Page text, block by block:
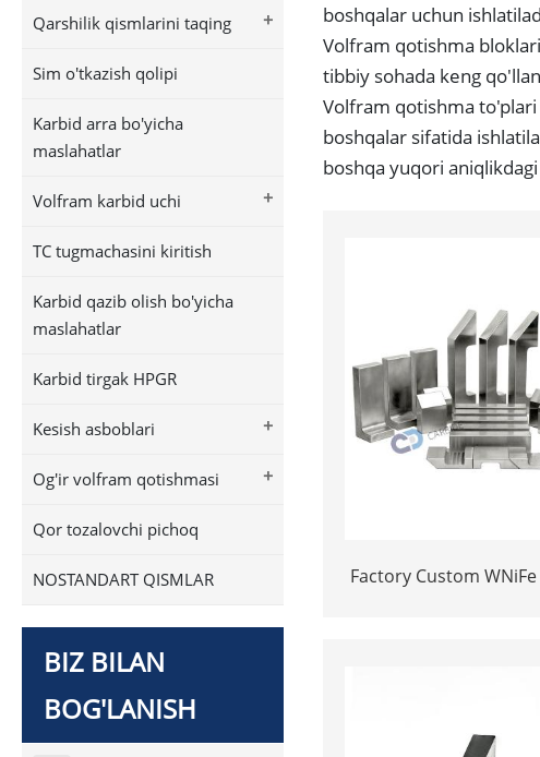
+
Qarshilik qismlarini taqing
Sim o'tkazish qolipi
Karbid arra bo'yicha
maslahatlar
+
Volfram karbid uchi
TC tugmachasini kiritish
Karbid qazib olish bo'yicha
maslahatlar
Karbid tirgak HPGR
+
Kesish asboblari
+
Og'ir volfram qotishmasi
Qor tozalovchi pichoq
NOSTANDART QISMLAR
BIZ BILAN
BOG'LANISH
boshqalar uchun
Volfram qotishma
tibbiy sohada keng
Volfram qotishma
boshqalar sifatida
boshqa yuqori
Factory Custom